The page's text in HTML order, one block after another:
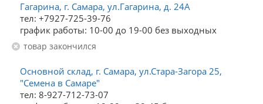
Гагарина, г. Самара, ул.Гагарина, д. 24А
тел: +7927-725-39-76
график работы: 10-00 до 19-00 без выходных
Товар закончился
Основной склад, г. Самара, ул.Стара-Загора 25,
"Семена в Самаре"
тел: 8-927-712-73-07